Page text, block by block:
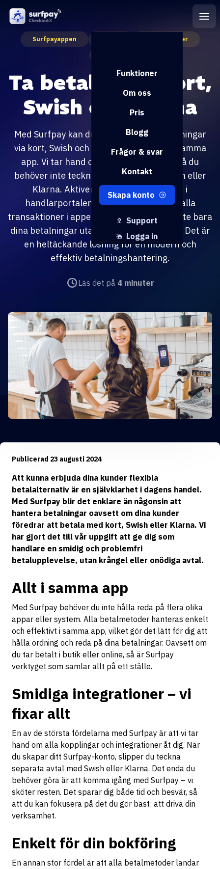
Support
Logga in
Funktioner
Om oss
Pris
Blogg
Frågor & svar
Kontakt
Skapa konto
Surfpayappen Betalmetoder
Ta betalt med kort,
Swish och Klarna
Med Surfpay kan du enkelt ta emot betalningar
via kort, Swish och Klarna – allt i en och samma
app. Vi tar hand om alla integrationer, så du
behöver inte teckna egna avtal med Swish eller
Klarna. Aktivera betalmetoder direkt i
handlarportalen, och hantera smidigt alla
transaktioner i appen. Surfpay förenklar inte bara
dina betalningar utan också din bokföring. Det är
en heltäckande lösning för en modern och
effektiv betalningshantering.
Läs det på 4 minuter
Publicerad 23 augusti 2024
Att kunna erbjuda dina kunder flexibla
betalalternativ är en självklarhet i dagens handel.
Med Surfpay blir det enklare än någonsin att
hantera betalningar oavsett om dina kunder
föredrar att betala med kort, Swish eller Klarna. Vi
har gjort det till vår uppgift att ge dig som
handlare en smidig och problemfri
betalupplevelse, utan krångel eller onödiga avtal.
Allt i samma app
Med Surfpay behöver du inte hålla reda på flera olika
appar eller system. Alla betalmetoder hanteras enkelt
och effektivt i samma app, vilket gör det lätt för dig att
hålla ordning och reda på dina betalningar. Oavsett om
du tar betalt i butik eller online, så är Surfpay
verktyget som samlar allt på ett ställe.
Smidiga integrationer – vi
fixar allt
En av de största fördelarna med Surfpay är att vi tar
hand om alla kopplingar och integrationer åt dig. När
du skapar ditt Surfpay-konto, slipper du teckna
separata avtal med Swish eller Klarna. Det enda du
behöver göra är att komma igång med Surfpay – vi
sköter resten. Det sparar dig både tid och besvär, så
att du kan fokusera på det du gör bäst: att driva din
verksamhet.
Enkelt för din bokföring
En annan stor fördel är att alla betalmetoder landar